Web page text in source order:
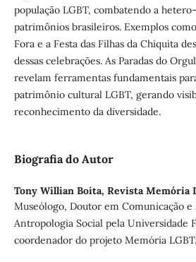
população LGBT, combatendo a
patrimônios brasileiros. Exemplos
Fora e a Festa das Filhas da Chiquita
dessas celebrações. As Paradas do
revelam ferramentas fundamentais
patrimônio cultural LGBT, gerando
reconhecimento da diversidade.
Biografia do Autor
Tony Willian Boita, Revista Memória
Museólogo, Doutor em Comunicação
Antropologia Social pela Universidade
coordenador do projeto Memória LGBT.